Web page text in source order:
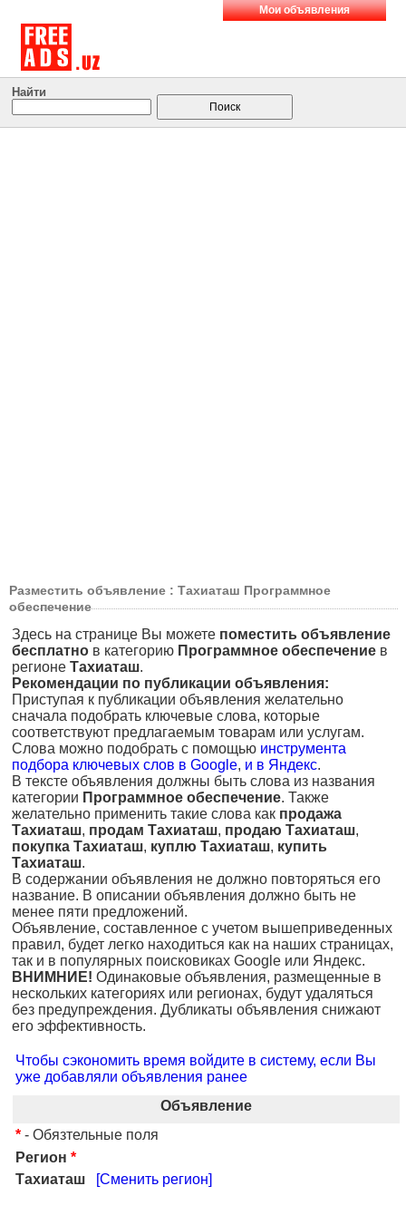
Мои объявления
Найти
Разместить объявление : Тахиаташ Программное
обеспечение
Здесь на странице Вы можете поместить объявление
бесплатно в категорию Программное обеспечение в
регионе Тахиаташ.
Рекомендации по публикации объявления:
Приступая к публикации объявления желательно
сначала подобрать ключевые слова, которые
соответствуют предлагаемым товарам или услугам.
Слова можно подобрать с помощью инструмента
подбора ключевых слов в Google, и в Яндекс.
В тексте объявления должны быть слова из названия
категории Программное обеспечение. Также
желательно применить такие слова как продажа
Тахиаташ, продам Тахиаташ, продаю Тахиаташ,
покупка Тахиаташ, куплю Тахиаташ, купить
Тахиаташ.
В содержании объявления не должно повторяться его
название. В описании объявления должно быть не
менее пяти предложений.
Объявление, составленное с учетом вышеприведенных
правил, будет легко находиться как на наших страницах,
так и в популярных поисковиках Google или Яндекс.
ВНИМНИЕ! Одинаковые объявления, размещенные в
нескольких категориях или регионах, будут удаляться
без предупреждения. Дубликаты объявления снижают
его эффективность.
Чтобы сэкономить время войдите в систему, если Вы
уже добавляли объявления ранее
Объявление
* - Обязтельные поля
Регион *
Тахиаташ
[Сменить регион]